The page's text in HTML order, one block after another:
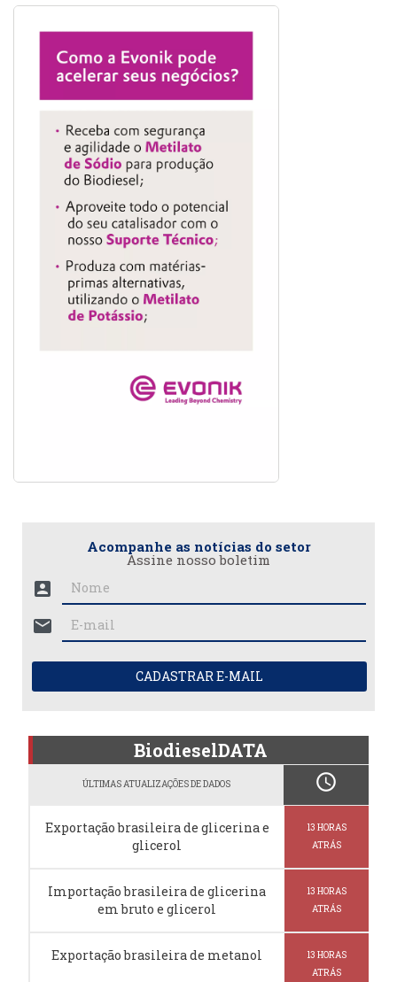
Acompanhe as notícias do setor
Assine nosso boletim
account_box
mail
CADASTRAR E-MAIL
BiodieselDATA
ÚLTIMAS ATUALIZAÇÕES DE DADOS schedule
Exportação brasileira de glicerina e
glicerol
13 HORAS
ATRÁS
Importação brasileira de glicerina
em bruto e glicerol
13 HORAS
ATRÁS
Exportação brasileira de metanol
13 HORAS
ATRÁS